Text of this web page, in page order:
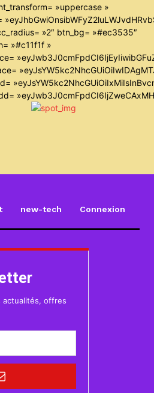
»uppercase »
»2″ btn_bg= »#ec3535″
»#c11f1f »
new-tech Connexion
actualités, offres